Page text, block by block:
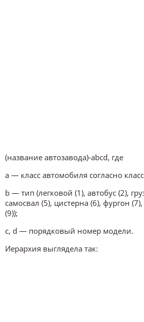
(название автозавода)-abcd, где
a — класс автомобиля согласно
b — тип (легковой (1), автобус (2),
самосвал (5), цистерна (6), фургон
(9));
c, d — порядковый номер модели.
Иерархия выглядела так: